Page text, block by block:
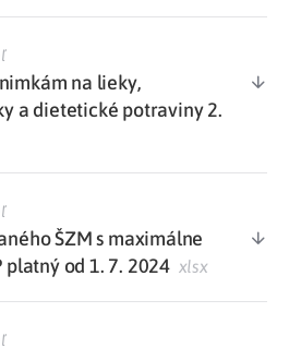
na lieky,
a dietetické potraviny 2.
ŠZM s maximálne
platný od 1. 7. 2024 xlsx